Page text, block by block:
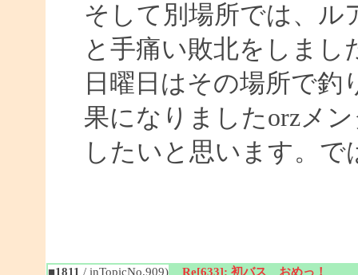
そして別場所では、ル
と手痛い敗北をしまし
日曜日はその場所で
果になりましたorzメ
したいと思います。で
■1811 / inTopicNo.909) Re[633]: 初バス おめっ！